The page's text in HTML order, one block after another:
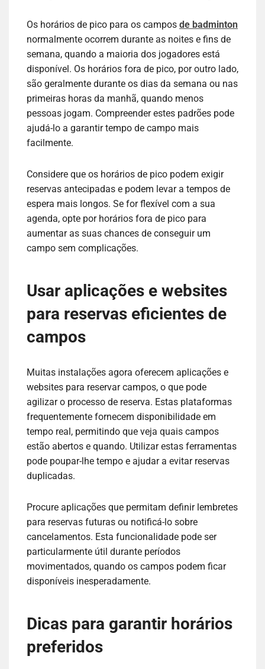
Os horários de pico para os campos de badminton
normalmente ocorrem durante as noites e fins de
semana, quando a maioria dos jogadores está
disponível. Os horários fora de pico, por outro lado,
são geralmente durante os dias da semana ou nas
primeiras horas da manhã, quando menos
pessoas jogam. Compreender estes padrões pode
ajudá-lo a garantir tempo de campo mais
facilmente.
Considere que os horários de pico podem exigir
reservas antecipadas e podem levar a tempos de
espera mais longos. Se for flexível com a sua
agenda, opte por horários fora de pico para
aumentar as suas chances de conseguir um
campo sem complicações.
Usar aplicações e websites
para reservas eficientes de
campos
Muitas instalações agora oferecem aplicações e
websites para reservar campos, o que pode
agilizar o processo de reserva. Estas plataformas
frequentemente fornecem disponibilidade em
tempo real, permitindo que veja quais campos
estão abertos e quando. Utilizar estas ferramentas
pode poupar-lhe tempo e ajudar a evitar reservas
duplicadas.
Procure aplicações que permitam definir lembretes
para reservas futuras ou notificá-lo sobre
cancelamentos. Esta funcionalidade pode ser
particularmente útil durante períodos
movimentados, quando os campos podem ficar
disponíveis inesperadamente.
Dicas para garantir horários
preferidos